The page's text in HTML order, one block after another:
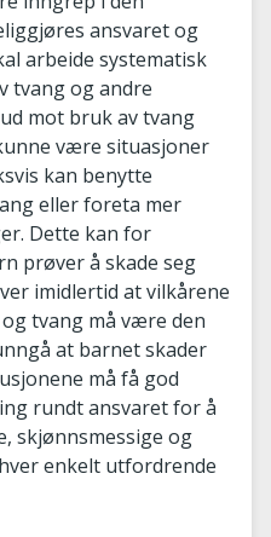
ansvaret og
arbeide systematisk
tvang og andre
mot bruk av tvang
være situasjoner
kan benytte
eller foreta mer
Dette kan for
prøver å skade seg
imidlertid at vilkårene
tvang må være den
at barnet skader
må få god
rundt ansvaret for å
skjønnsmessige og
enkelt utfordrende